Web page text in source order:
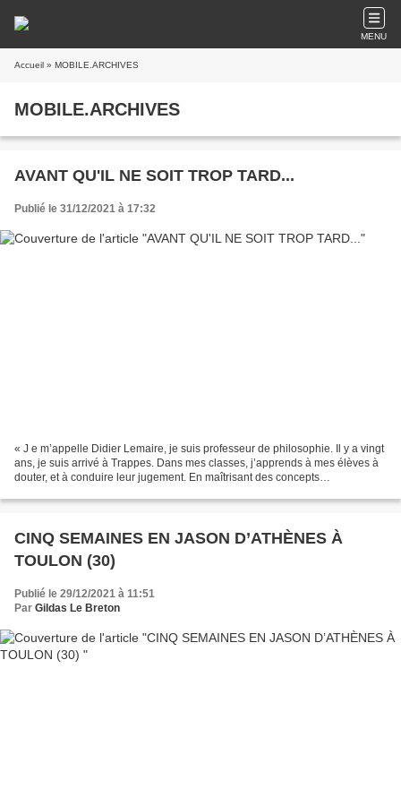
MENU
Accueil » MOBILE.ARCHIVES
MOBILE.ARCHIVES
AVANT QU'IL NE SOIT TROP TARD...
Publié le 31/12/2021 à 17:32
« J e m’appelle Didier Lemaire, je suis professeur de philosophie. Il y a vingt
ans, je suis arrivé à Trappes. Dans mes classes, j’apprends à mes élèves à
douter, et à conduire leur jugement. En maîtrisant des concepts
CINQ SEMAINES EN JASON D’ATHÈNES À
TOULON (30)
Publié le 29/12/2021 à 11:51
Par Gildas Le Breton